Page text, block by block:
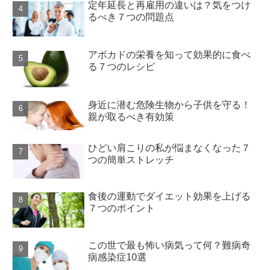
定年延長と再雇用の違いは？気をつけ
るべき７つの問題点
アボカドの栄養を知って効果的に食べ
る７つのレシピ
身近に潜む危険生物から子供を守る！
親が取るべき有効策
ひどい肩こりの私が悩まなくなった７
つの簡単ストレッチ
食後の運動でダイエット効果を上げる
７つのポイント
この世で最も怖い病気って何？難病奇
病感染症10選